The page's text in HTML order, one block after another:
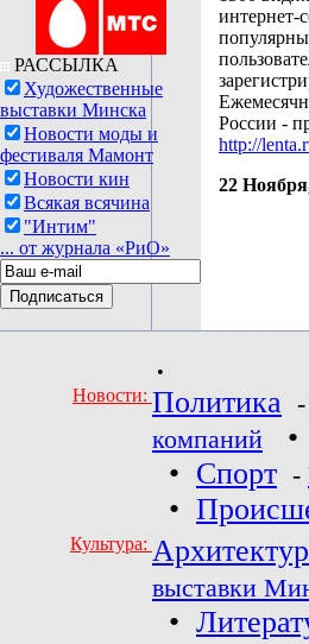
РАССЫЛКА
Художественные
выставки Минска
Новости моды и
фестиваля Мамонт
Новости кин
Всякая всячина
"Интим"
... от журнала «РиО»
интернет-
России -
http://
22
•
Новости: Политика -
компаний
•
• Спорт -
•
Культура:
выставки
•